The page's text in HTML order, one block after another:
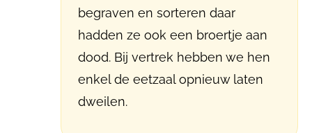
begraven en sorteren daar
hadden ze ook een broertje aan
dood. Bij vertrek hebben we hen
enkel de eetzaal opnieuw laten
dweilen.